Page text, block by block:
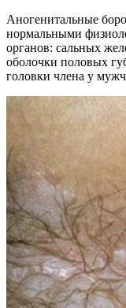
Аногенитальные
нормальными
органов: сальных
оболочки половых
головки члена у